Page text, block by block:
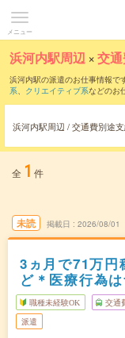
メニュー
浜河内駅周辺 ×交
浜河内駅の派遣のお仕事情報です
系、 クリエイティブ系などのお
浜河内駅周辺 / 交通費別途
全 1 件
未読 掲載日 2026/08/01
3ヵ月で71万円
ど＊医療行為
職種未経験OK 交通
派遣